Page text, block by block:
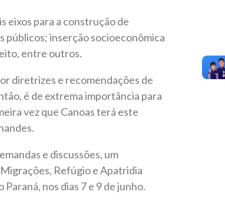
eixos para a construção de
públicos; inserção socioeconômica
entre outros.
diretrizes e recomendações de
é de extrema importância para
vez que Canoas terá este
e discussões, um
Refúgio e Apatridia
nos dias 7 e 9 de junho.